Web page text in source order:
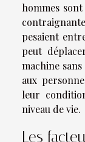
hommes
pesaient
peut
machine
aux
leur
niveau de vie.
Les